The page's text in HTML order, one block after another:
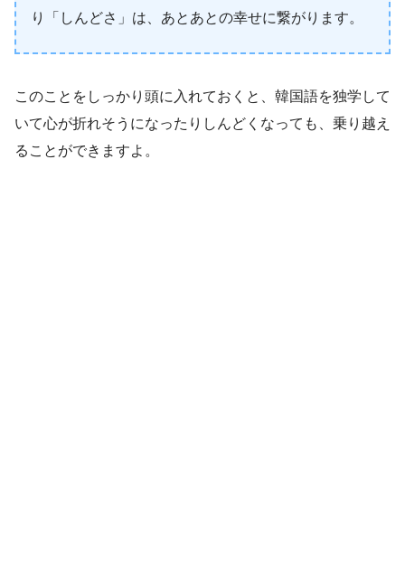
り「しんどさ」は、あとあとの幸せに繋がります。
このことをしっかり頭に入れておくと、韓国語を独学して
いて心が折れそうになったりしんどくなっても、乗り越え
ることができますよ。